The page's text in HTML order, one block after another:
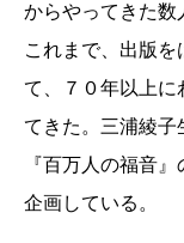
からやってきた数
これまで、出版
て、７０年以上に
てきた。三浦綾子
『百万人の福音
企画している。